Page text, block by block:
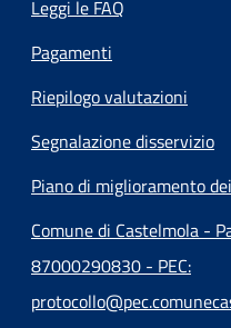
Leggi le FAQ
Pagamenti
Riepilogo valutazioni
Segnalazione disservizio
Piano di miglioramento
Comune di Castelmola -
87000290830 - PEC: